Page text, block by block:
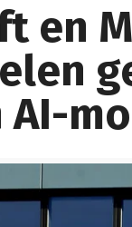
en
AI-